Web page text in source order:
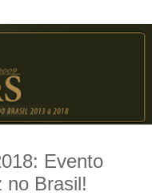
Evento
no Brasil!